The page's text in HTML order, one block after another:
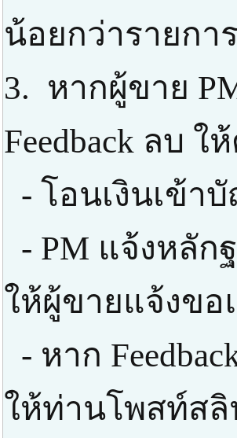
น้อยกว่ารายกา
3. หากผู้ขาย
Feedback ลบ
- โอนเงินเข้า
- PM แจ้งหลัก
ให้ผู้ขายแจ้งขอ
- หาก
ให้ท่านโพสท์ส